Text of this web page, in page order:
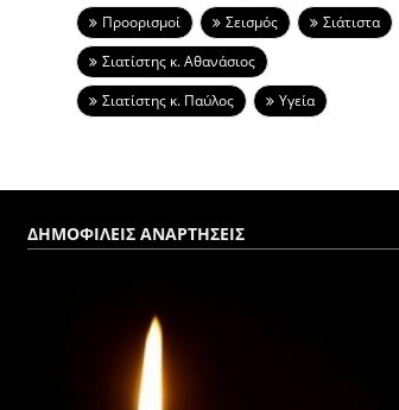
Προορισμοί
Σεισμός
Σιάτιστα
Σιατίστης κ. Αθανάσιος
Σιατίστης κ. Παύλος
Υγεία
ΔΗΜΟΦΙΛΕΙΣ ΑΝΑΡΤΗΣΕΙΣ